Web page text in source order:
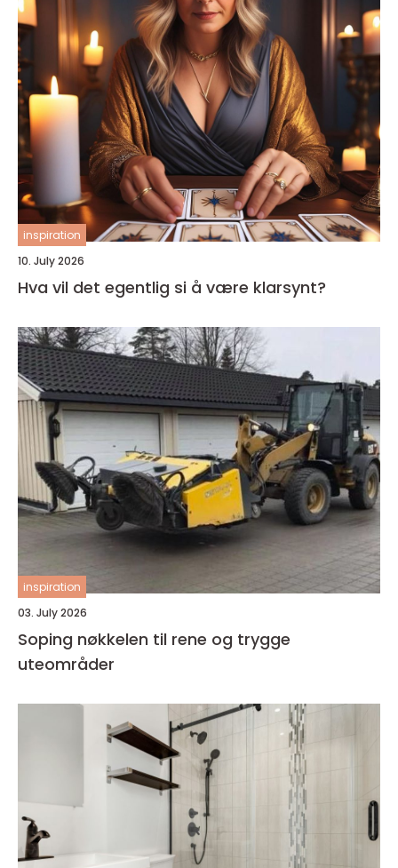
inspiration
10. July 2026
Hva vil det egentlig si å være klarsynt?
inspiration
03. July 2026
Soping nøkkelen til rene og trygge
uteområder